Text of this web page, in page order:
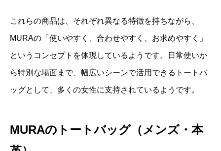
これらの商品は、それぞれ異なる特徴を持ちながら、
MURAの「使いやすく、合わせやすく、お求めやすく」
というコンセプトを体現しているようです。日常使いか
ら特別な場面まで、幅広いシーンで活用できるトートバ
ッグとして、多くの女性に支持されているようです。
MURAのトートバッグ（メンズ・本